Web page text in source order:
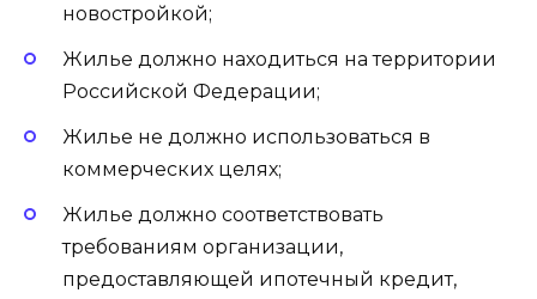
новостройкой;
Жилье должно находиться на территории
Российской Федерации;
Жилье не должно использоваться в
коммерческих целях;
Жилье должно соответствовать
требованиям организации,
предоставляющей ипотечный кредит,